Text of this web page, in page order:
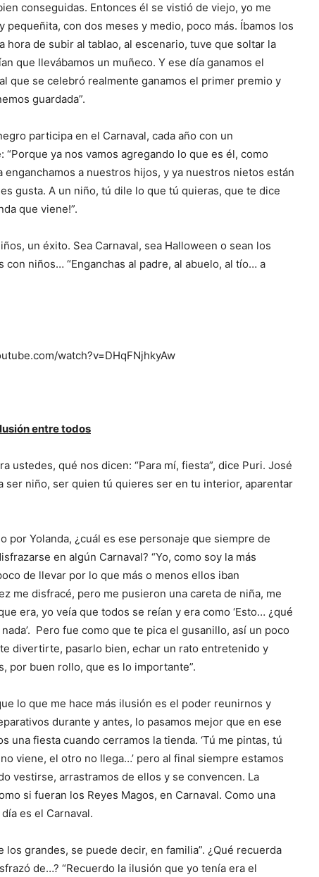
conseguidas. Entonces él se vistió de viejo, yo me
con dos meses y medio, poco más. Íbamos los
hora de subir al tablao, al escenario, tuve que soltar la
que llevábamos un muñeco. Y ese día ganamos el
que se celebró realmente ganamos el primer premio y
guardada”.
participa en el Carnaval, cada año con un
ya nos vamos agregando lo que es él, como
a nuestros hijos, y ya nuestros nietos están
gusta. A un niño, tú dile lo que tú quieras, que te dice
que viene!”.
un éxito. Sea Carnaval, sea Halloween o sean los
niños… “Enganchas al padre, al abuelo, al tío… a
watch?v=DHqFNjhkyAw
entre todos
ustedes, qué nos dicen: “Para mí, fiesta”, dice Puri. José
ser niño, ser quien tú quieres ser en tu interior, aparentar
por Yolanda, ¿cuál es ese personaje que siempre de
en algún Carnaval? “Yo, como soy la más
de llevar por lo que más o menos ellos iban
me disfracé, pero me pusieron una careta de niña, me
era, yo veía que todos se reían y era como ‘Esto… ¿qué
Pero fue como que te pica el gusanillo, así un poco
divertirte, pasarlo bien, echar un rato entretenido y
por buen rollo, que es lo importante”.
lo que me hace más ilusión es el poder reunirnos y
durante y antes, lo pasamos mejor que en ese
una fiesta cuando cerramos la tienda. ‘Tú me pintas, tú
viene, el otro no llega…’ pero al final siempre estamos
vestirse, arrastramos de ellos y se convencen. La
si fueran los Reyes Magos, en Carnaval. Como una
es el Carnaval.
los grandes, se puede decir, en familia”. ¿Qué recuerda
de…? “Recuerdo la ilusión que yo tenía era el